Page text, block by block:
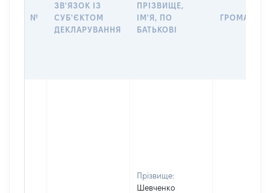
№
ЗВ'ЯЗОК ІЗ
СУБ'ЄКТОМ
ДЕКЛАРУВАННЯ
ПРІЗВИЩЕ,
ІМ'Я, ПО
БАТЬКОВІ
Прізвище:
Шевченко